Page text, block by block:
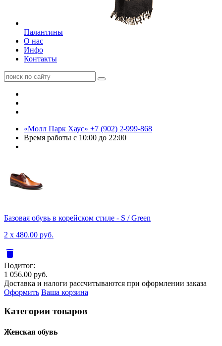
Палантины
О нас
Инфо
Контакты
«Молл Парк Хаус» +7 (902) 2-999-868
Время работы с 10:00 до 22:00
Базовая обувь в корейском стиле - S / Green
2 x 480.00 руб.
delete
Подитог:
1 056.00 руб.
Доставка и налоги рассчитываются при оформлении заказа
Оформить Ваша корзина
Категории товаров
Женcкая обувь